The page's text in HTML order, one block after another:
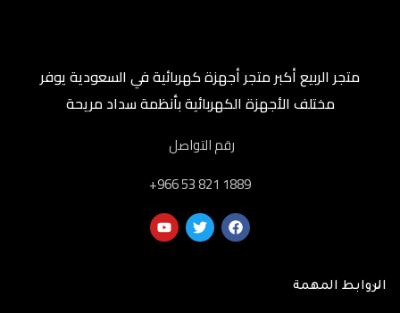
متجر الربيع أكبر متجر أجهزة كهربائية في السعودية يوفر
مختلف الأجهزة الكهربائية بأنظمة سداد مريحة
رقم التواصل
‎+966 53 821 1889
الروابط المهمة